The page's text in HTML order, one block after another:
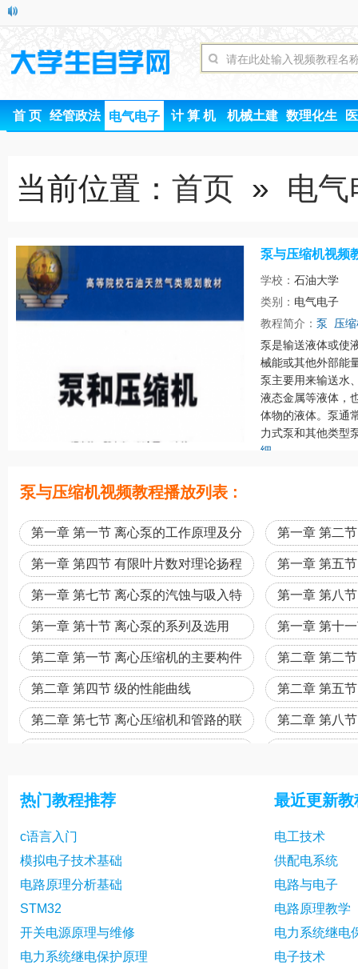
首 页 经管政法 电气电子 计 算 机 机械土建 数理化生
当前位置： 首页 » 电
泵与压缩机视频
学校： 石油大学
类别： 电气电子
教程简介： 泵
压
泵是输送液体或使
械能或其他外部能
泵主要用来输送水
液态金属等液体，
体物的液体。泵通
力式泵和其他类型
细
泵与压缩机视频教程播放列表 :
第一章 第一节 离心泵的工作原理及分
类
第一章 第二
第一章 第四节 有限叶片数对理论扬程
的影响
第一章 第五
第一章 第七节 离心泵的汽蚀与吸入特
性
第一章 第八
曲线的换算
第一章 第十节 离心泵的系列及选用 第一章 第十
第二章 第一节 离心压缩机的主要构件
及基本工作原理
第二章 第二
及基本方程
第二章 第四节 级的性能曲线
第二章 第五
曲线
第二章 第七节 离心压缩机和管路的联
合工作及工况调节
第二章 第八
件
第三章 第八节 压缩机变工况工作及排
气量调节
型及其选择（
第四章 第一节 自吸式离心泵 第四章 第二
第四章 第四节 往复泵 第四章 第五
第四章 第七节 滑片泵 第四章 第八
热门教程推荐
c语言入门
模拟电子技术基础
电路原理分析基础
STM32
开关电源原理与维修
电力系统继电保护原理
最近更新教
电工技术
供配电系统
电路与电子
电路原理教学
电力系统继电
电子技术